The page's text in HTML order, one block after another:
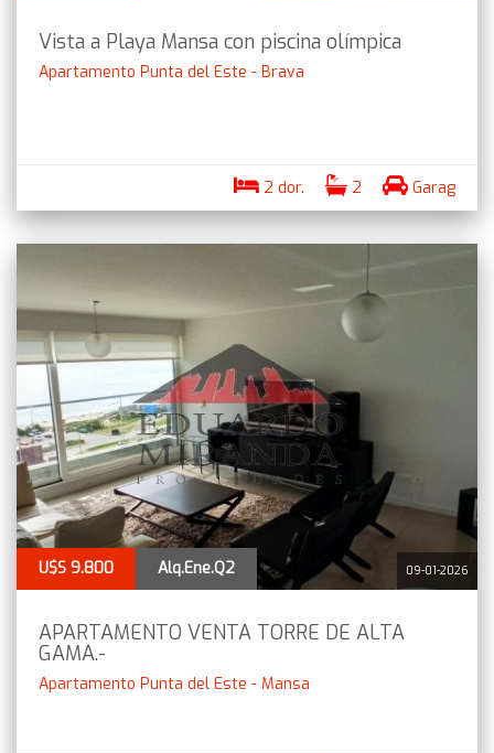
Vista a Playa Mansa con piscina olímpica
Apartamento Punta del Este - Brava
2 dor. 2 Garag
09-01-2026
U$S 9.800 Alq.Ene.Q2
APARTAMENTO VENTA TORRE DE ALTA
GAMA.-
Apartamento Punta del Este - Mansa